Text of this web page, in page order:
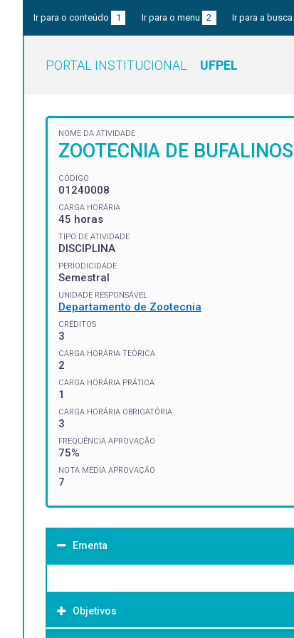
Ir para o conteúdo 1 Ir para o menu 2 Ir para a busca
PORTAL INSTITUCIONAL UFPEL
NOME DA ATIVIDADE
ZOOTECNIA DE BUFALINOS
CÓDIGO
01240008
CARGA HORÁRIA
45 horas
TIPO DE ATIVIDADE
DISCIPLINA
PERIODICIDADE
Semestral
UNIDADE RESPONSÁVEL
Departamento de Zootecnia
CRÉDITOS
3
CARGA HORÁRIA TEÓRICA
2
CARGA HORÁRIA PRÁTICA
1
CARGA HORÁRIA OBRIGATÓRIA
3
FREQUÊNCIA APROVAÇÃO
75%
NOTA MÉDIA APROVAÇÃO
7
Ementa
Objetivos